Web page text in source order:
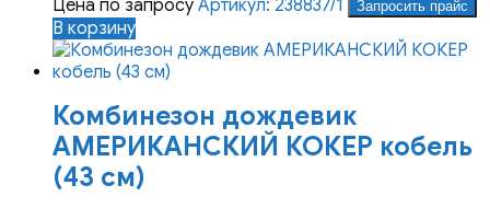
Цена по запросу Артикул: 238837/1 Запросить прайс
В корзину
Комбинезон дождевик
АМЕРИКАНСКИЙ КОКЕР кобель
(43 см)